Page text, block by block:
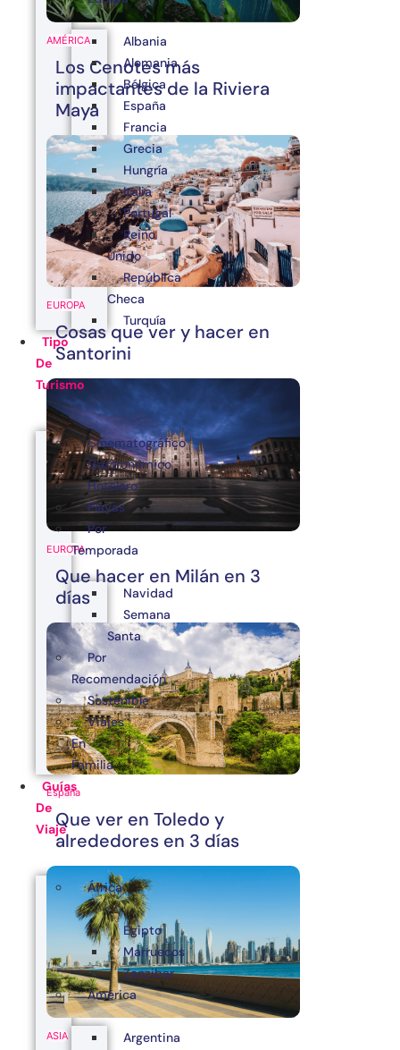
AMÉRICA
Los Cenotes más
impactantes de la Riviera
Maya
EUROPA
Cosas que ver y hacer en
Santorini
EUROPA
Que hacer en Milán en 3
días
España
Que ver en Toledo y
alrededores en 3 días
ASIA
Albania
Alemania
Bélgica
España
Francia
Grecia
Hungría
Italia
Portugal
Reino
Unido
República
Checa
Turquía
Tipo
De
Turismo
Cinematográfico
Gastronómico
Hotelero
Playas
Por
Temporada
Navidad
Semana
Santa
Por
Recomendación
Sostenible
Viajes
En
Familia
Guías
De
Viaje
África
Egipto
Marruecos
Zanzibar
América
Argentina